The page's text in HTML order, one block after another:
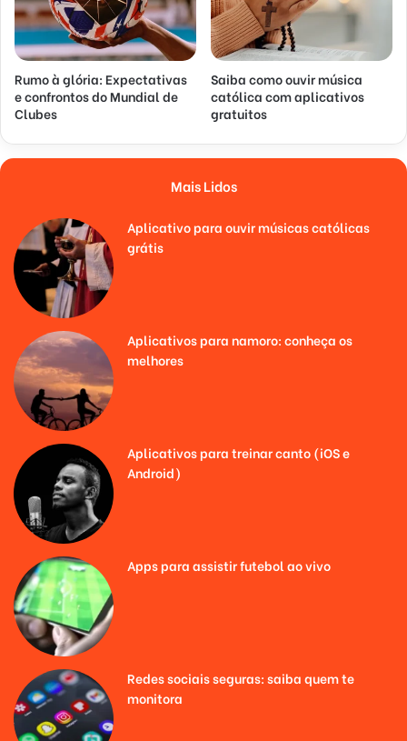
Rumo à glória: Expectativas
e confrontos do Mundial de
Clubes
Saiba como ouvir música
católica com aplicativos
gratuitos
Mais Lidos
Aplicativo para ouvir músicas católicas
grátis
Aplicativos para namoro: conheça os
melhores
Aplicativos para treinar canto (iOS e
Android)
Apps para assistir futebol ao vivo
Redes sociais seguras: saiba quem te
monitora